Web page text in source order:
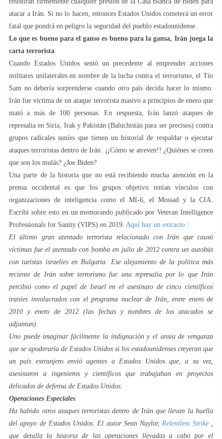
atacar a Irán. Si no lo hacen, entonces Estados Unidos cometerá un error
fatal que pondrá en peligro la seguridad del pueblo estadounidense.
Lo que es bueno para el ganso es bueno para la gansa, Irán juega la
carta terrorista
Cuando Estados Unidos sentó un precedente al emprender acciones
militares unilaterales en nombre de la lucha contra el terrorismo, el Tío
Sam no debería sorprenderse cuando otro país decida hacer lo mismo.
Irán fue víctima de un ataque terrorista masivo a principios de enero que
mató a más de 100 personas. En respuesta, Irán lanzó ataques de
represalia en Siria, Irak y Pakistán (Baluchistán para ser precisos) contra
grupos radicales suníes que tienen un historial de respaldar o ejecutar
ataques terroristas dentro de Irán. ¡¡Cómo se atreven!! ¿Quiénes se creen
que son los mulás? ¿Joe Biden?
Una parte de la historia que no está recibiendo mucha atención en la
prensa occidental es que los grupos objetivo tenían vínculos con
organizaciones de inteligencia como el MI-6, el Mossad y la CIA.
Escribí sobre esto en un memorando publicado por Veteran Intelligence
Professionals for Sanity (VIPS) en 2019. Aquí hay un extracto :
El último gran atentado terrorista relacionado con Irán que causó
víctimas fue el atentado con bomba en julio de 2012 contra un autobús
con turistas israelíes en Bulgaria. Ese alejamiento de la política más
reciente de Irán sobre terrorismo fue una represalia por lo que Irán
percibió como el papel de Israel en el asesinato de cinco científicos
iraníes involucrados con el programa nuclear de Irán, entre enero de
2010 y enero de 2012 (las fechas y nombres de los atacados se
adjuntan).
Uno puede imaginar fácilmente la indignación y el ansia de venganza
que se apoderaría de Estados Unidos si los estadounidenses creyeran que
un país extranjero envió agentes a Estados Unidos que, a su vez,
asesinaron a ingenieros y científicos que trabajaban en proyectos
delicados de defensa de Estados Unidos.
Operaciones Especiales
Ha habido otros ataques terroristas dentro de Irán que llevan la huella
del apoyo de Estados Unidos. El autor Sean Naylor, Relentless Strike,
que detalla la historia de las operaciones llevadas a cabo por el